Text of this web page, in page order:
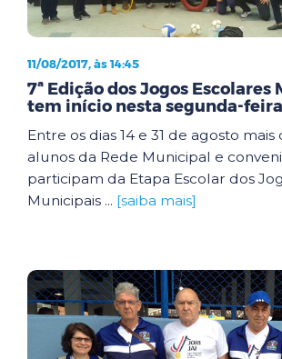
11/08/2017, às 14:45
7ª Edição dos Jogos
tem início nesta segunda-feira
Entre os dias 14 e 31 de agosto mais
alunos da Rede Municipal e
participam da Etapa Escolar dos
Municipais ... [saiba mais]